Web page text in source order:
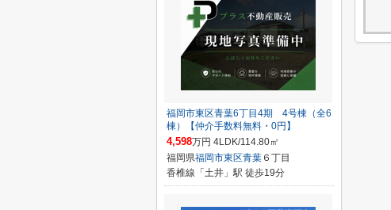
福岡市東区青葉6丁目4期 4号棟（全6
棟）【仲介手数料無料・0円】
4,598万円 4LDK/114.80㎡
福岡県福岡市東区青葉 ６丁目
香椎線「土井」駅 徒歩19分